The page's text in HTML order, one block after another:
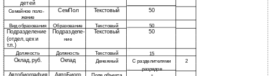
детей
Семейное поло- СемПол Текстовый 50
жение
Вид образования Образование Текстовый 50
Подразделение Подразделе- Текстовый 50
(отдел, цех и ние
т.п.)
Должность Должность Текстовый 15
Оклад, руб. Оклад Денежный С разделителями 2
разрядов